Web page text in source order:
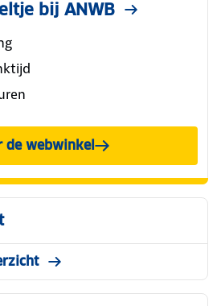
bij ANWB
de webwinkel